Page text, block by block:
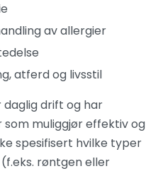
av allergier
atferd og livsstil
drift og har
muliggjør effektiv og
spesifisert hvilke typer
røntgen eller